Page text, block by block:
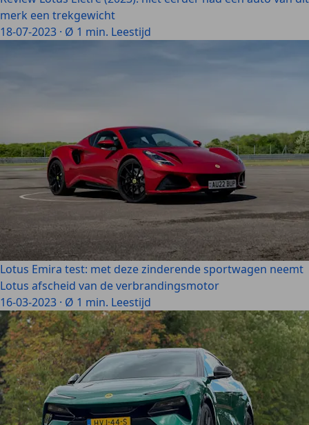
merk een trekgewicht
18-07-2023 · Ø 1 min. Leestijd
Lotus Emira test: met deze zinderende sportwagen neemt
Lotus afscheid van de verbrandingsmotor
16-03-2023 · Ø 1 min. Leestijd